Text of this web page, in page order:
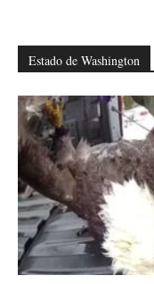
Estado de Washington